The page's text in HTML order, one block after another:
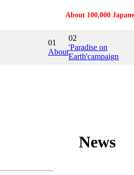
About 100,000
01
About
02
'Paradise on
Earth'campaign
News